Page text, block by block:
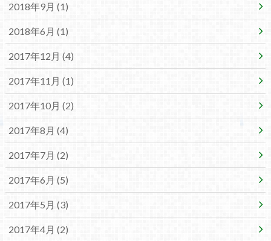
2018年9月 (1)
2018年6月 (1)
2017年12月 (4)
2017年11月 (1)
2017年10月 (2)
2017年8月 (4)
2017年7月 (2)
2017年6月 (5)
2017年5月 (3)
2017年4月 (2)